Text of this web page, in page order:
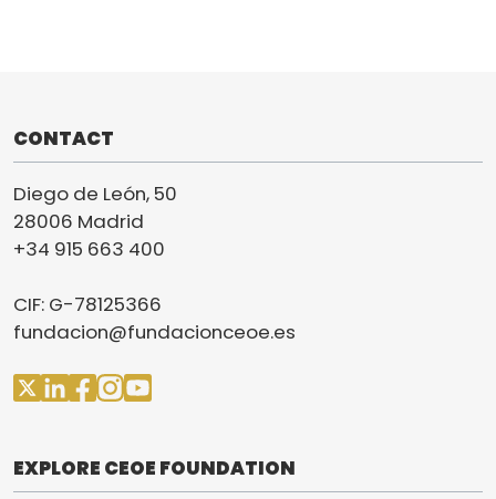
CONTACT
Diego de León, 50
28006 Madrid
+34 915 663 400
CIF: G-78125366
fundacion@fundacionceoe.es
EXPLORE CEOE FOUNDATION